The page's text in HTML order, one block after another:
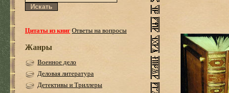
Цитаты из книгОтветы на вопросы
Жанры
Военное дело
Деловая литература
Детективы и Триллеры